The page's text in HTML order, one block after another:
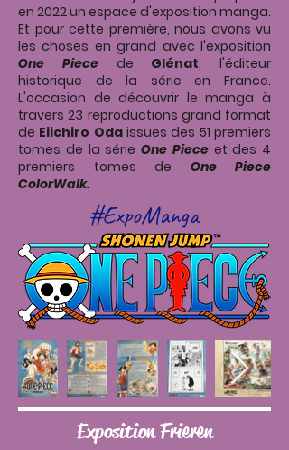
en 2022 un espace d'exposition manga.
Et pour cette première, nous avons vu
les choses en grand avec l'exposition
One Piecede Glénat, l'éditeur
historique de la série en France.
L'occasion de découvrir le manga à
travers 23 reproductions grand format
de Eiichiro Odaissues des 51 premiers
tomes de la série One Pieceet des 4
premiers tomes de One Piece
ColorWalk.
#ExpoManga
Exposition Frieren